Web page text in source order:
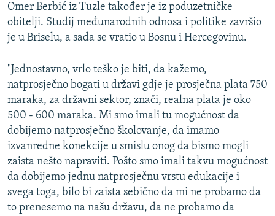
Omer Berbić iz Tuzle također je iz poduzetničke
obitelji. Studij međunarodnih odnosa i politike završio
je u Briselu, a sada se vratio u Bosnu i Hercegovinu.
"Jednostavno, vrlo teško je biti, da kažemo,
natprosječno bogati u državi gdje je prosječna plata 750
maraka, za državni sektor, znači, realna plata je oko
500 - 600 maraka. Mi smo imali tu mogućnost da
dobijemo natprosječno školovanje, da imamo
izvanredne konekcije u smislu onog da bismo mogli
zaista nešto napraviti. Pošto smo imali takvu mogućnost
da dobijemo jednu natprosječnu vrstu edukacije i
svega toga, bilo bi zaista sebično da mi ne probamo da
to prenesemo na našu državu, da ne probamo da